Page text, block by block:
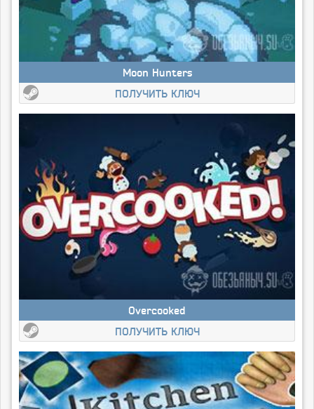
Moon Hunters
ПОЛУЧИТЬ КЛЮЧ
Overcooked
ПОЛУЧИТЬ КЛЮЧ